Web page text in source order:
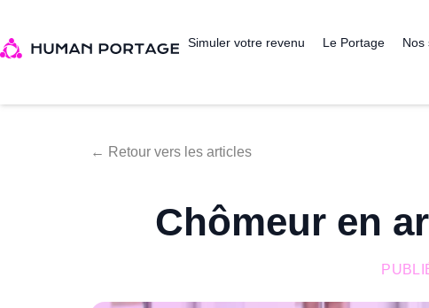
Simuler votre revenu Le Portage Nos
← Retour vers les articles
Chômeur en